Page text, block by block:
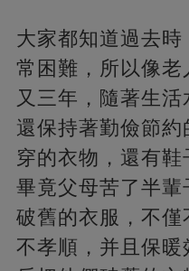
大家都知道過去
常困難，所以像
又三年，隨著生
還保持著勤儉節
穿的衣物，還有鞋
畢竟父母苦了半
破舊的衣服，不僅
不孝順，并且保